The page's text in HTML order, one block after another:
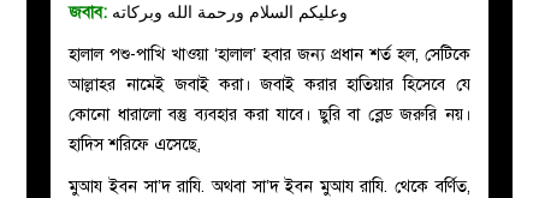
জবাব: وعليكم السلام ورحمة الله وبركاته
হালাল পশু-পাখি খাওয়া ‘হালাল’ হবার জন্য প্রধান শর্ত হল, সেটিকে
আল্লাহর নামেই জবাই করা। জবাই করার হাতিয়ার হিসেবে যে
কোনো ধারালো বস্তু ব্যবহার করা যাবে। ছুরি বা ব্লেড জরুরি নয়।
হাদিস শরিফে এসেছে,
মুআয ইবন সা’দ রাযি. অথবা সা’দ ইবন মুআয রাযি. থেকে বর্ণিত,